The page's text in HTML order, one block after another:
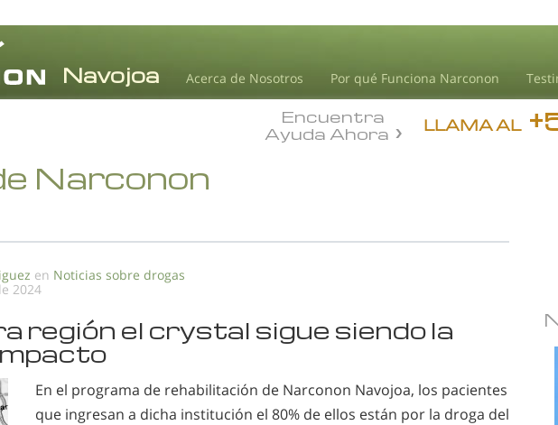
Acerca de Nosotros Por qué Funciona Narconon
LLAMA AL
Encuentra
Ayuda Ahora
Narconon
en Noticias sobre drogas
2024
región el crystal sigue siendo la
En el programa de rehabilitación de Narconon Navojoa, los pacientes
que ingresan a dicha institución el 80% de ellos están por la droga del